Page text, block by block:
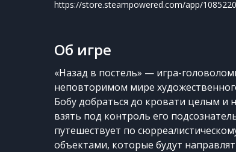
https://store.steampowered.com/app/
Об игре
«Назад в постель» — игра-
неповторимом мире
Бобу добраться до кровати целым и
взять под контроль его
путешествует по
объектами, которые будут